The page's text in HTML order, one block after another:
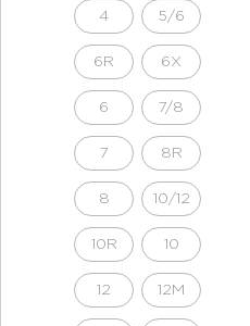
4 5/6
6R 6X
6 7/8
7 8R
8 10/12
10R 10
12 12M